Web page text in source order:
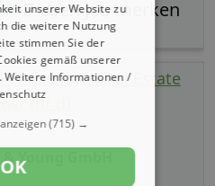
Consultant Real Estate
m/ d)
& Young GmbH
unserer Website zu
die weitere Nutzung
stimmen Sie der
gemäß unserer
Weitere Informationen /
(715) →
OK